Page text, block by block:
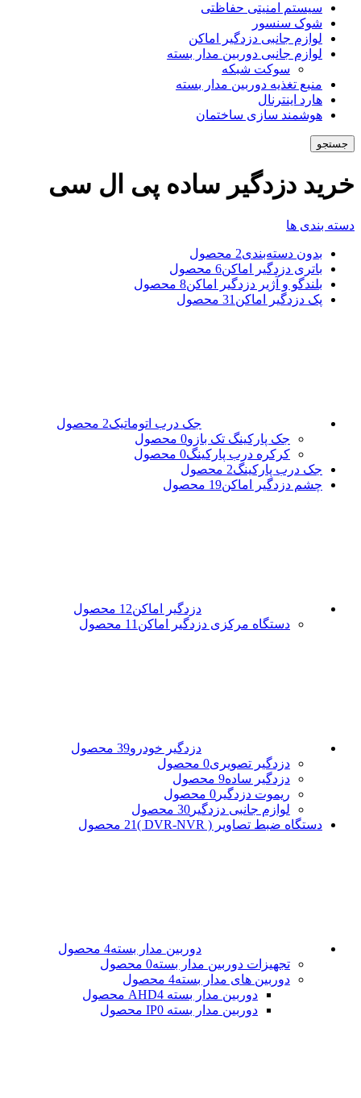
سیستم امنیتی حفاظتی
شوک سنسور
لوازم جانبی دزدگیر اماکن
لوازم جانبی دوربین مدار بسته
سوکت شبکه
منبع تغذیه دوربین مدار بسته
هارد اینترنال
هوشمند سازی ساختمان
جستجو
خرید دزدگیر ساده پی ال سی
دسته بندی ها
بدون دسته‌بندی2 محصول
باتری دزدگیر اماکن6 محصول
بلندگو و آژیر دزدگیر اماکن8 محصول
پک دزدگیر اماکن 31 محصول
جک درب اتوماتیک2 محصول
جک پارکینگ تک بازو0 محصول
کرکره درب پارکینگ0 محصول
جک درب پارکینگ2 محصول
چشم دزدگیر اماکن19 محصول
دزدگیر اماکن12 محصول
دستگاه مرکزی دزدگیر اماکن 11 محصول
دزدگیر خودرو39 محصول
دزدگیر تصویری0 محصول
دزدگیر ساده9 محصول
ریموت دزدگیر 0 محصول
لوازم جانبی دزدگیر 30 محصول
دستگاه ضبط تصاویر ( DVR-NVR )
21 محصول
دوربین مدار بسته4 محصول
تجهیزات دوربین مدار بسته0 محصول
دوربین های مدار بسته4 محصول
دوربین مدار بسته AHD 4 محصول
دوربین مدار بسته IP 0 محصول